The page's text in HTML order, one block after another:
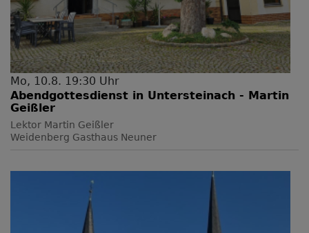
Mo, 10.8. 19:30 Uhr
Abendgottesdienst in Untersteinach - Martin
Geißler
Lektor Martin Geißler
Weidenberg Gasthaus Neuner